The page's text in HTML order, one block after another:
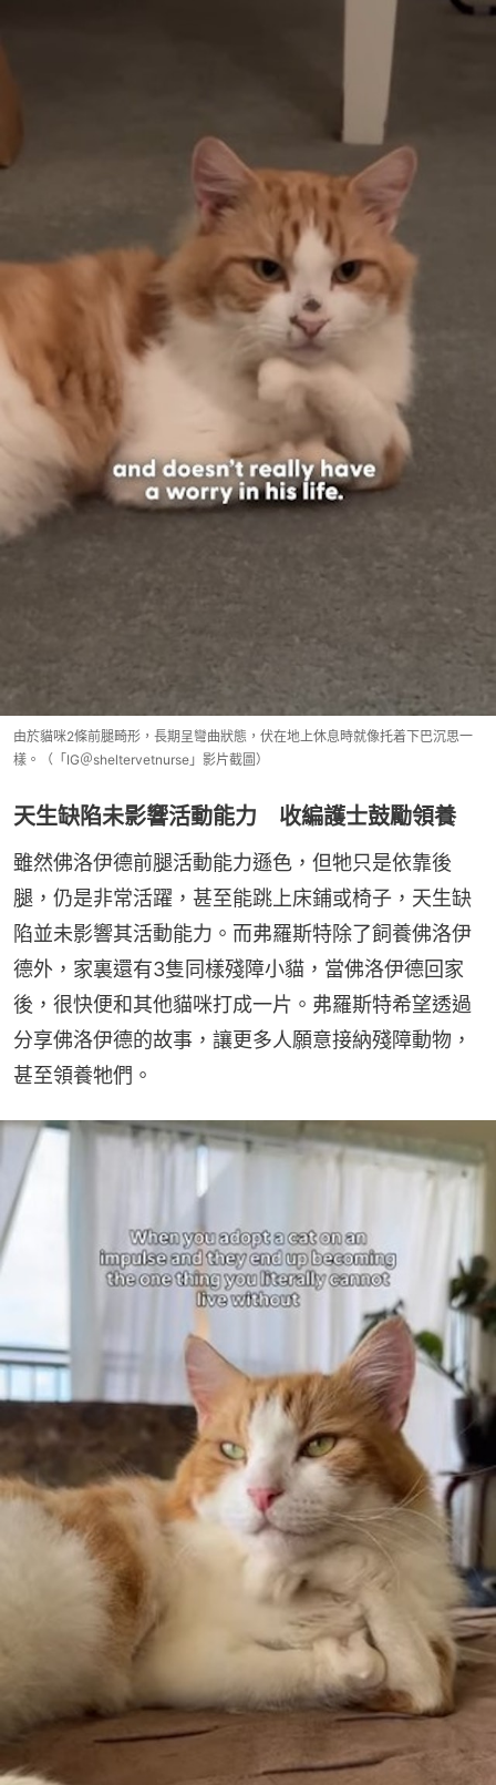
由於貓咪2條前腿畸形，長期呈彎曲狀態，伏在地上休息時就像托着下巴沉思一
樣。（「IG＠sheltervetnurse」影片截圖）
天生缺陷未影響活動能力 收編護士鼓勵領養
雖然佛洛伊德前腿活動能力遜色，但牠只是依靠後
腿，仍是非常活躍，甚至能跳上床鋪或椅子，天生缺
陷並未影響其活動能力。而弗羅斯特除了飼養佛洛伊
德外，家裏還有3隻同樣殘障小貓，當佛洛伊德回家
後，很快便和其他貓咪打成一片。弗羅斯特希望透過
分享佛洛伊德的故事，讓更多人願意接納殘障動物，
甚至領養牠們。